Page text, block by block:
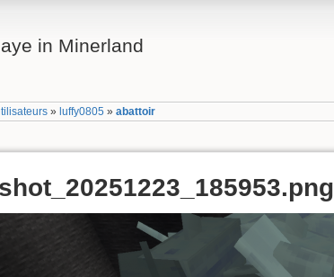
in Minerland
» luffy0805 »abattoir